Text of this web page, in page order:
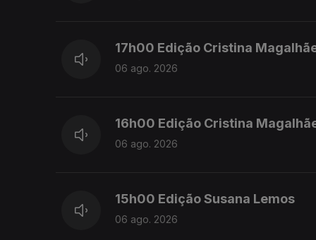
17h00 Edição Cristina
06 ago. 2026
16h00 Edição Cristina
06 ago. 2026
15h00 Edição Susana Lemos
06 ago. 2026